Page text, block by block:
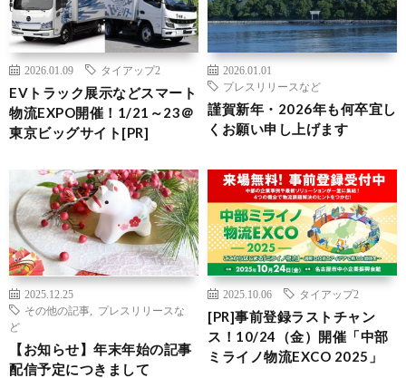
2026.01.09 タイアップ2
EVトラック展示などスマート
物流EXPO開催！1/21～23＠
東京ビッグサイト[PR]
2026.01.01
プレスリリースなど
謹賀新年・2026年も何卒宜し
くお願い申し上げます
2025.12.25
その他の記事
プレスリリースな
ど
【お知らせ】年末年始の記事
配信予定につきまして
2025.10.06 タイアップ2
[PR]事前登録ラストチャン
ス！10/24（金）開催「中部
ミライノ物流EXCO 2025」